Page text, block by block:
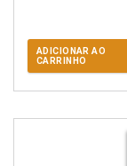
ADICIONAR AO
CARRINHO